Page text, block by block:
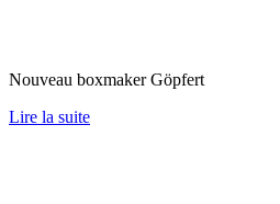
Nouveau boxmaker Göpfert
Lire la suite